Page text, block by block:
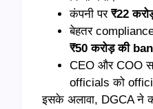
कंपनी पर ₹22
बेहतर
₹50 करोड़ की
CEO और COO
officials को
इसके अलावा, DGCA ने